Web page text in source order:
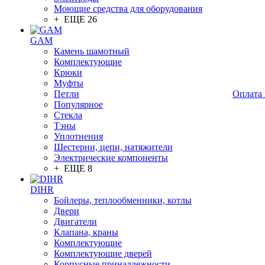
Моющие средства для оборудования
+ ЕЩЕ 26
GAM
Камень шамотный
Комплектующие
Крюки
Муфты
Петли
Популярное
Стекла
Тэны
Уплотнения
Шестерни, цепи, натяжители
Электрические компоненты
+ ЕЩЕ 8
DIHR
Бойлеры, теплообменники, котлы
Двери
Двигатели
Клапана, краны
Комплектующие
Комплектующие дверей
Оплата